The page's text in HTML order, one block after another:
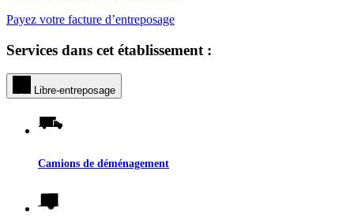
Payez votre facture d’entreposage
Services dans cet établissement :
Libre-entreposage
Camions de déménagement